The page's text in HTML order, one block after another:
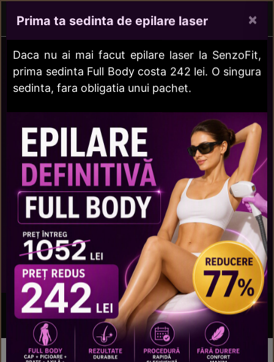
S SenzoFit
Tastează pentru a căuta printre serviciile noastre
REMODELARE CORPORALĂ
Elimină celulita și slăbește localizat
cuT-Shape Laser
Ultima generație de dispozitive multifuncționale
dedicate tratamentelor de remodelare corporală,
eliminare celulită până la gradul 4 și lifting facial.
LASER LLLT, radiofrecvență multipolară, vacuum
pulsat și role.
DESCOPERĂ CUM FUNCȚIONEAZĂ
Ce este T-Shape LASER LLLT Radiofrecvență
Prima ta sedinta de epilare laser ×
Daca nu ai mai facut epilare laser la SenzoFit,
prima sedinta Full Body costa 242 lei. O singura
sedinta, fara obligatia unui pachet.